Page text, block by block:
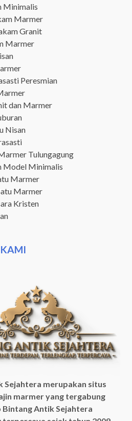
Minimalis
Marmer
Granit
Marmer
Peresmian
dan Marmer
Nisan
Tulungagung
Model Minimalis
Marmer
Marmer
Kristen
Sejahtera merupakan situs
marmer yang tergabung
Bintang Antik Sejahtera